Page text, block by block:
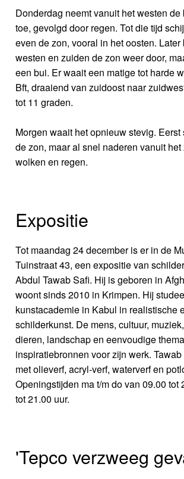
Donderdag neemt vanuit het westen
toe, gevolgd door regen. Tot die tijd
even de zon, vooral in het oosten. Later
westen en zuiden de zon weer door,
een bui. Er waait een matige tot harde
Bft, draaiend van zuidoost naar
tot 11 graden.
Morgen waait het opnieuw stevig. Eerst
de zon, maar al snel naderen vanuit het
wolken en regen.
Expositie
Tot maandag 24 december is er in de
Tuinstraat 43, een expositie van
Abdul Tawab Safi. Hij is geboren in
woont sinds 2010 in Krimpen. Hij
kunstacademie in Kabul in realistische
schilderkunst. De mens, cultuur,
dieren, landschap en eenvoudige
inspiratiebronnen voor zijn werk.
met olieverf, acryl-verf, waterverf en
Openingstijden ma t/m do van 09.00 tot
tot 21.00 uur.
'Tepco verzweeg